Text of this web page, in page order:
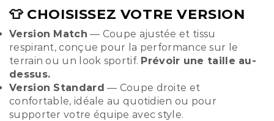
👕 CHOISISSEZ VOTRE VERSION
Version Match — Coupe ajustée et tissu
respirant, conçue pour la performance sur le
terrain ou un look sportif. Prévoir une taille au-
dessus.
Version Standard — Coupe droite et
confortable, idéale au quotidien ou pour
supporter votre équipe avec style.